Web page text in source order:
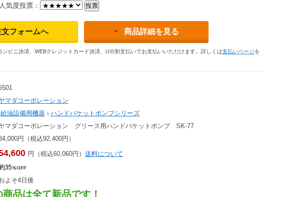
気度投票：
文フォームへ 商品詳細を見る
ンビニ決済、WEBクレジットカード決済、U分割支払いでお支払いいただけます。詳しくは支払いページを
マダコーポレーション
給油設備用機器 › ハンドバケットポンプシリーズ
マダコーポレーション グリース用ハンドバケットポンプ SK-77
円（税込92,400円）
円（税込60,060円） 送料について
35％OFF
よそ4日後
品は全て新品です！